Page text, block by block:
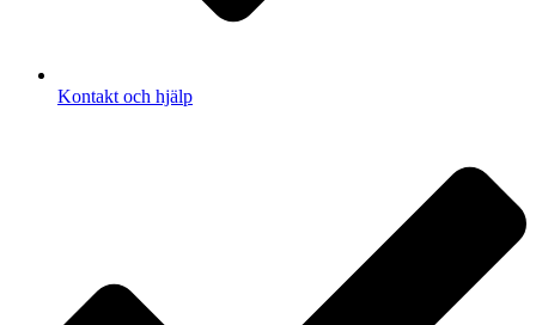
Kontakt och hjälp